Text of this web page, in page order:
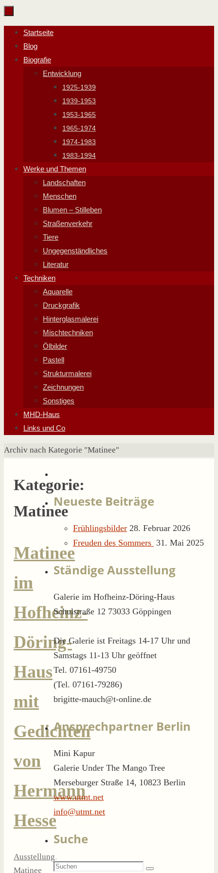
Zum
Inhalt
springen
Zum
Inhalt
springen
Startseite
Blog
Biografie
Entwicklung
1925-1939
1939-1953
1953-1965
1965-1974
1974-1983
1983-1994
Werke und Themen
Landschaften
Menschen
Blumen – Stilleben
Straßenverkehr
Tiere
Ungegenständliches
Literatur
Techniken
Aquarelle
Druckgrafik
Hinterglasmalerei
Mischtechniken
Ölbilder
Pastell
Strukturmalerei
Zeichnungen
Sonstiges
MHD-Haus
Links und Co
Start
Archiv nach Kategorie "Matinee"
Kategorie:
Matinee
Matinee
im
Hofheinz-
Döring-
Haus
mit
Gedichten
von
Hermann
Hesse
Ausstellung,
Matinee
Neueste Beiträge
Frühlingsbilder 28. Februar 2026
Freuden des Sommers 31. Mai 2025
Ständige Ausstellung
Galerie im Hofheinz-Döring-Haus
Schulstraße 12 73033 Göppingen
Die Galerie ist Freitags 14-17 Uhr und
Samstags 11-13 Uhr geöffnet
Tel. 07161-49750
(Tel. 07161-79286)
brigitte-mauch@t-online.de
Ansprechpartner Berlin
Mini Kapur
Galerie Under The Mango Tree
Merseburger Straße 14, 10823 Berlin
www.utmt.net
info@utmt.net
Suche
Suchen